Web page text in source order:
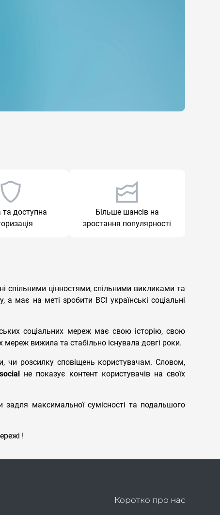
та доступна
Більше шансів на
зростання популярності
спільними цінностями, спільними викликами та
має на меті зробити ВСІ українські соціальні
соціальних мереж має свою історію, свою
вижила та стабільно існувала довгі роки.
чи розсилку сповіщень користувачам. Словом,
не показує контент користувачів на своїх
максимальної сумісності та подальшого
!
Коротко про нас